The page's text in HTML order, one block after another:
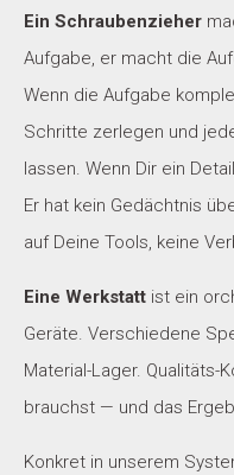
Ein Schraubenzieher
Aufgabe, er macht die
Wenn die Aufgabe
Schritte zerlegen und
lassen. Wenn Dir ein
Er hat kein Gedächtnis
auf Deine Tools, keine
Eine Werkstatt ist ein
Geräte. Verschiedene
Material-Lager. Qualitäts-
brauchst — und das
Konkret in unserem